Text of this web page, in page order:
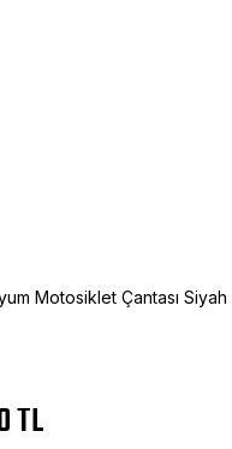
Motosiklet Çantası Siyah
TL